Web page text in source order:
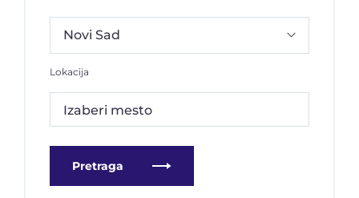
Lokacija
Izaberi mesto
Pretraga